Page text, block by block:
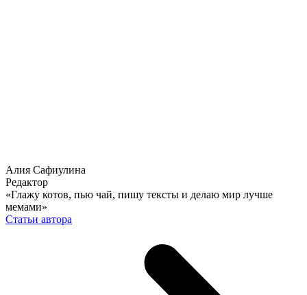
Алия Сафиулина
Редактор
«Глажу котов, пью чай, пишу тексты и делаю мир лучше
мемами»
Статьи автора